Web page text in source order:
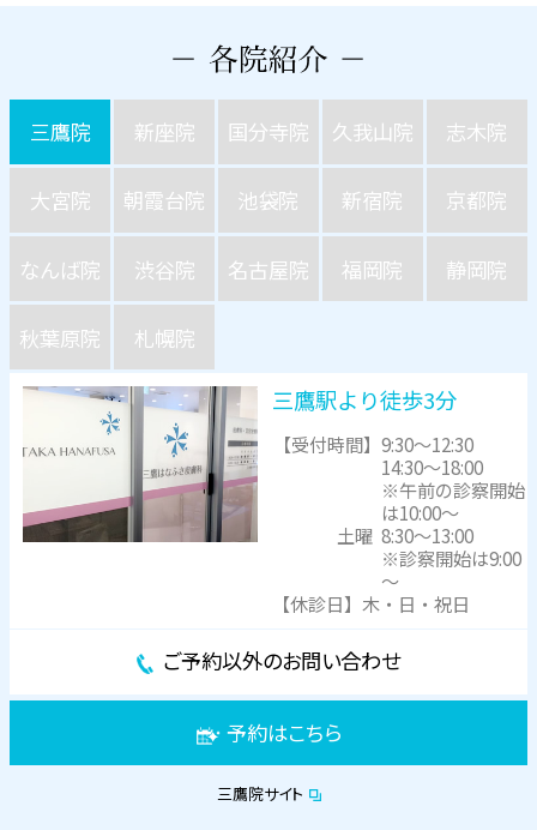
三鷹院 新座院 国分寺院 久我山院 志木院
大宮院 朝霞台院 池袋院 新宿院 京都院
なんば院 渋谷院 名古屋院 福岡院 静岡院
秋葉原院 札幌院
三鷹駅より徒歩3分
【受付時間】9:30～12:30
14:30～18:00
※午前の診察開始
は10:00～
土曜 8:30～13:00
※診察開始は9:00
～
【休診日】木・日・祝日
ご予約以外のお問い合わせ
予約はこちら
三鷹院サイト